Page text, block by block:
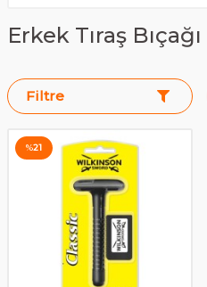
Erkek Tıraş Bıçağı
Filtre
%21